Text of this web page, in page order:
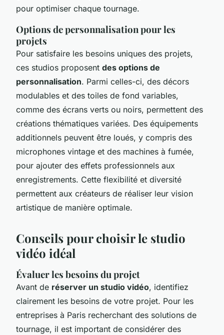
pour optimiser chaque tournage.
Options de personnalisation pour les
projets
Pour satisfaire les besoins uniques des projets,
ces studios proposent des options de
personnalisation. Parmi celles-ci, des décors
modulables et des toiles de fond variables,
comme des écrans verts ou noirs, permettent des
créations thématiques variées. Des équipements
additionnels peuvent être loués, y compris des
microphones vintage et des machines à fumée,
pour ajouter des effets professionnels aux
enregistrements. Cette flexibilité et diversité
permettent aux créateurs de réaliser leur vision
artistique de manière optimale.
Conseils pour choisir le studio
vidéo idéal
Évaluer les besoins du projet
Avant de réserver un studio vidéo, identifiez
clairement les besoins de votre projet. Pour les
entreprises à Paris recherchant des solutions de
tournage, il est important de considérer des